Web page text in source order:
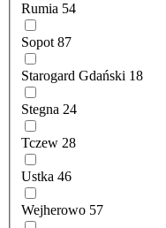
Rumia 54
Sopot 87
Starogard Gdański 18
Stegna 24
Tczew 28
Ustka 46
Wejherowo 57